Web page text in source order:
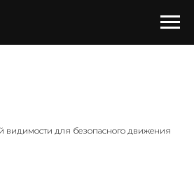
видимости для безопасного движения